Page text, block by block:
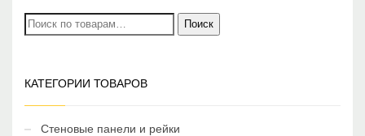
Искать: Поиск
КАТЕГОРИИ ТОВАРОВ
Стеновые панели и рейки